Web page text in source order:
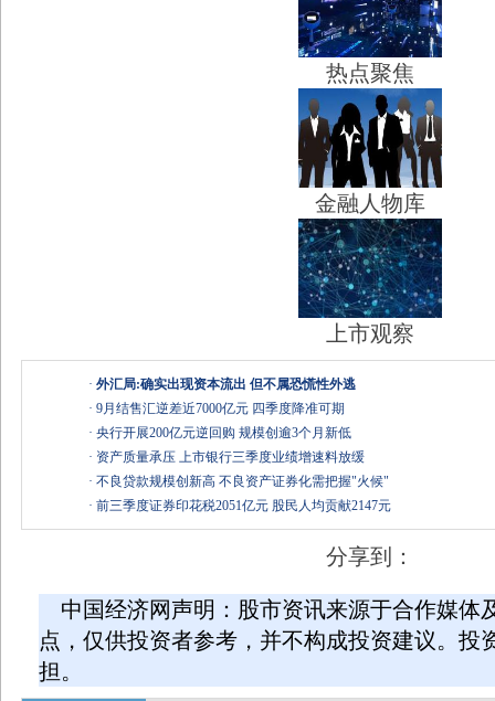
热点聚焦
金融人物库
上市观察
· 外汇局:确实出现资本流出 但不属恐慌性外逃
· 9月结售汇逆差近7000亿元 四季度降准可期
· 央行开展200亿元逆回购 规模创逾3个月新低
· 资产质量承压 上市银行三季度业绩增速料放缓
· 不良贷款规模创新高 不良资产证券化需把握"火候"
· 前三季度证券印花税2051亿元 股民人均贡献2147元
分享到：
中国经济网声明：股市资讯来源于合作媒体
点，仅供投资者参考，并不构成投资建议。投
担。